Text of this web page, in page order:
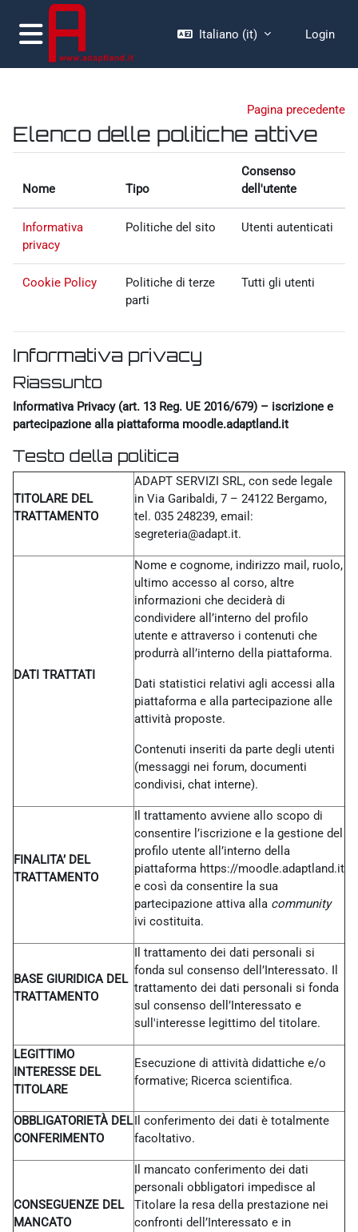
Vai al contenuto principale
Pannello laterale
Italiano ‎(it)‎ Login
Pagina precedente
Elenco delle politiche attive
Nome Tipo
Consenso
dell'utente
Informativa
privacy
Politiche del sito Utenti autenticati
Cookie Policy
Politiche di terze
parti
Tutti gli utenti
Informativa privacy
Riassunto
Informativa Privacy (art. 13 Reg. UE 2016/679) – iscrizione e
partecipazione alla piattaforma moodle.adaptland.it
Testo della politica
TITOLARE DEL
TRATTAMENTO
ADAPT SERVIZI SRL, con sede legale
in Via Garibaldi, 7 – 24122 Bergamo,
tel. 035 248239, email:
segreteria@adapt.it.
DATI TRATTATI
Nome e cognome, indirizzo mail, ruolo,
ultimo accesso al corso, altre
informazioni che deciderà di
condividere all’interno del profilo
utente e attraverso i contenuti che
produrrà all’interno della piattaforma.
Dati statistici relativi agli accessi alla
piattaforma e alla partecipazione alle
attività proposte.
Contenuti inseriti da parte degli utenti
(messaggi nei forum, documenti
condivisi, chat interne).
FINALITA’ DEL
TRATTAMENTO
Il trattamento avviene allo scopo di
consentire l’iscrizione e la gestione del
profilo utente all’interno della
piattaforma https://moodle.adaptland.it
e così da consentire la sua
partecipazione attiva alla community
ivi costituita.
BASE GIURIDICA DEL
TRATTAMENTO
Il trattamento dei dati personali si
fonda sul consenso dell’Interessato. Il
trattamento dei dati personali si fonda
sul consenso dell’Interessato e
sull'interesse legittimo del titolare.
LEGITTIMO
INTERESSE DEL
TITOLARE
Esecuzione di attività didattiche e/o
formative; Ricerca scientifica.
OBBLIGATORIETÀ DEL
CONFERIMENTO
Il conferimento dei dati è totalmente
facoltativo.
CONSEGUENZE DEL
MANCATO
Il mancato conferimento dei dati
personali obbligatori impedisce al
Titolare la resa della prestazione nei
confronti dell’Interessato e in